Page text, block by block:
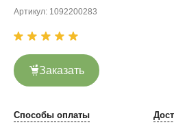
Артикул: 1092200283
Заказать
Способы оплаты